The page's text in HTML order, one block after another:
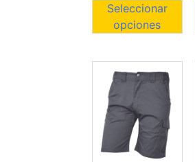
Seleccionar
opciones